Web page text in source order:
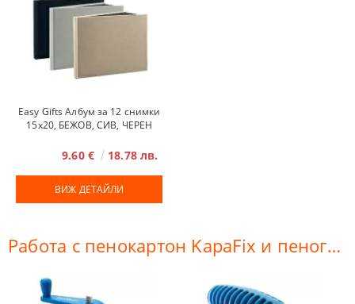
Easy Gifts Албум за 12 снимки
15x20, БЕЖОВ, СИВ, ЧЕРЕН
9.60 € 18.78 лв.
ВИЖ ДЕТАЙЛИ
Работа с пенокартон KapaFix и пеногума